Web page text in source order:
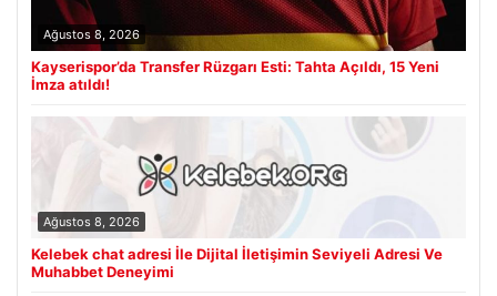
Ağustos 8, 2026
Kayserispor’da Transfer Rüzgarı Esti: Tahta Açıldı, 15 Yeni
İmza atıldı!
Ağustos 8, 2026
Kelebek chat adresi İle Dijital İletişimin Seviyeli Adresi Ve
Muhabbet Deneyimi